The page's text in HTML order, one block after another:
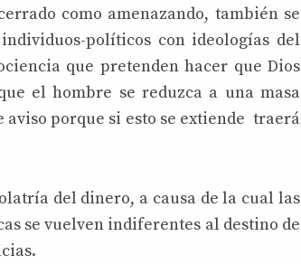
como amenazando, también se
políticos con ideologías del
que pretenden hacer que Dios
el hombre se reduzca a una masa
porque si esto se extiende traerá
del dinero, a causa de la cual las
se vuelven indiferentes al destino de